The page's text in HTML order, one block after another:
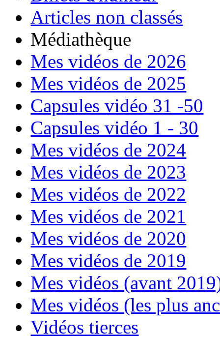
Articles non classés
Médiathèque
Mes vidéos de 2026
Mes vidéos de 2025
Capsules vidéo 31 -50
Capsules vidéo 1 - 30
Mes vidéos de 2024
Mes vidéos de 2023
Mes vidéos de 2022
Mes vidéos de 2021
Mes vidéos de 2020
Mes vidéos de 2019
Mes vidéos (avant
Mes vidéos (les plus
Vidéos tierces